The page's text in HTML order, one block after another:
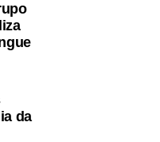
da